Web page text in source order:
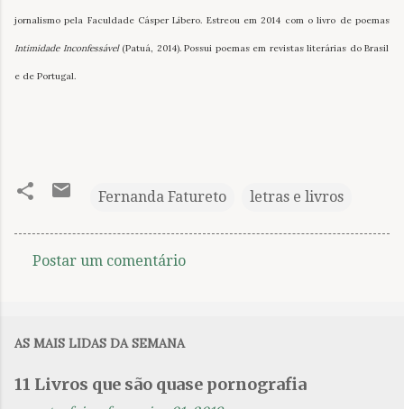
jornalismo pela Faculdade Cásper Líbero. Estreou em 2014 com o livro de poemas
Intimidade Inconfessável(Patuá, 2014). Possui poemas em revistas literárias do Brasil
e de Portugal.
Fernanda Fatureto letras e livros
n
t
Postar um comentário
AS MAIS LIDAS DA SEMANA
11 Livros que são quase pornografia